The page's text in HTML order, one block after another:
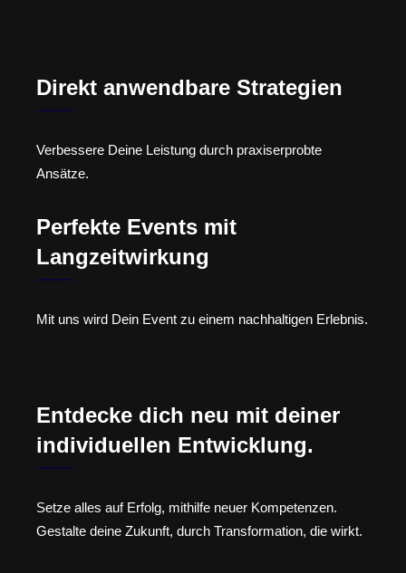
Direkt anwendbare Strategien
Verbessere Deine Leistung durch praxiserprobte
Ansätze.
Perfekte Events mit
Langzeitwirkung
Mit uns wird Dein Event zu einem nachhaltigen Erlebnis.
Entdecke dich neu mit deiner
individuellen Entwicklung.
Setze alles auf Erfolg, mithilfe neuer Kompetenzen.
Gestalte deine Zukunft, durch Transformation, die wirkt.